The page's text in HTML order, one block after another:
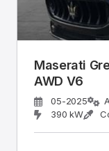
Maserati
AWD V6
05-2025
390 kW